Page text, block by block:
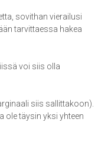
sovithan vierailusi
tarvittaessa hakea
voi siis olla
siis sallittakoon).
ole täysin yksi yhteen